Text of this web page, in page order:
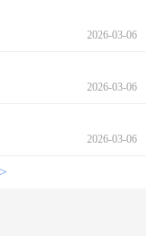
2026-03-06
2026-03-06
2026-03-06